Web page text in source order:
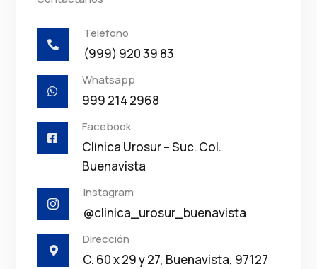

Teléfono
(999) 920 39 83

Whatsapp
999 214 2968

Facebook
Clínica Urosur – Suc. Col.
Buenavista

Instagram
@clinica_urosur_buenavista

Dirección
C. 60 x 29 y 27, Buenavista, 97127